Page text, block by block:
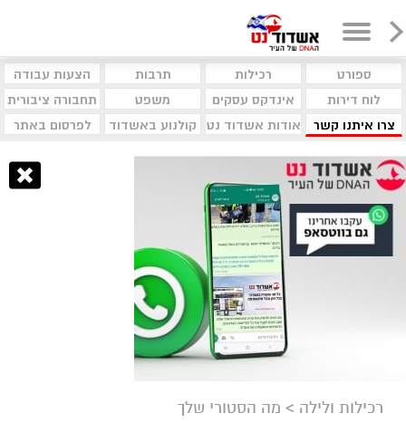
ספורט רכילות תרבות
הצעות עבודה
לוח דירות
אינדקס עסקים משפט
תחבורה ציבורית
צרו איתנו קשר
אודות אשדוד נט קולנוע באשדוד לפרסום באתר
רכילות ולילה > מה הסטורי שלך